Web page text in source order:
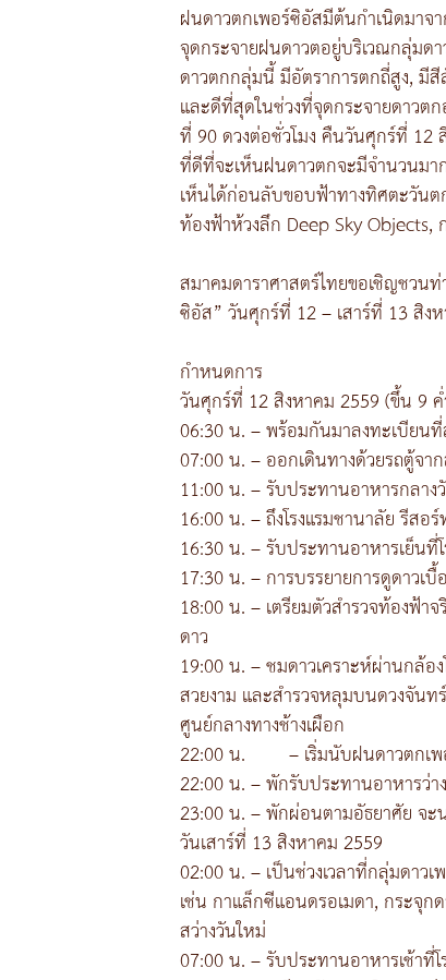
ฝนดาวตกเพอร์ซิอัสมีต้นกำเนิดมาจ
จุดกระจายฝนดาวตอยู่บริเวณกลุ่มด
ดาวตกกลุ่มนี้ มีอัตราการตกถี่สูง, มีสี
และดีที่สุดในช่วงที่จุดกระจายดาวต
ที่ 90 ดวงต่อชั่วโมง คืนวันศุกร์ที่
ที่ดีที่จะเห็นฝนดาวตกจะมีจำนวนมา
เห็นได้ก่อนลับขอบฟ้าทางทิศตะวันต
ท้องฟ้าห้วงลึก Deep Sky Objects,
สมาคมดาราศาสตร์ไทยขอเชิญชวน
ซิอัส” วันศุกร์ที่ 12 – เสาร์ที่ 13 สิ
กำหนดการ
วันศุกร์ที่ 12 สิงหาคม 2559 (ขึ้น 9
06:30 น. – พร้อมกันมาลงทะเบียน
07:00 น. – ออกเดินทางด้วยรถตู้จา
11:00 น. – รับประทานอาหารกลาง
16:00 น. – ถึงโรงแรมชานาลัย รีส
16:30 น. – รับประทานอาหารเย็น
17:30 น. – การบรรยายการดูดาวเ
18:00 น. – เตรียมตัวสำรวจท้องฟ้า
ดาว
19:00 น. – ชมดาวเคราะห์ผ่านกล้
สวยงาม และสำรวจหลุมบนดวงจันท
ศูนย์กลางทางช้างเผือก
22:00 น. – เริ่มนับฝนดาวตกเ
22:00 น. – พักรับประทานอาหารว่าง
23:00 น. – พักผ่อนตามอัธยาศัย จ
วันเสาร์ที่ 13 สิงหาคม 2559
02:00 น. – เป็นช่วงเวลาที่กลุ่มดา
เช่น กาแล็กซีแอนดรอเมดา, กระจุ
สว่างวันใหม่
07:00 น. – รับประทานอาหารเช้า